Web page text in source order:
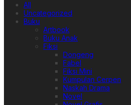
All
Uncategorized
Buku
Artbook
Buku Anak
Fiksi
Dongeng
Fabel
Fiksi Mini
Kumpulan Cerpen
Naskah Drama
Novel